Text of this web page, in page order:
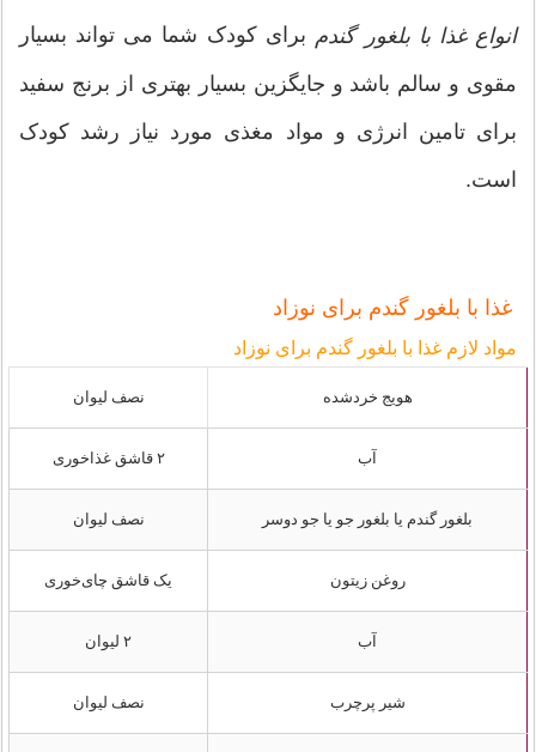
انواع غذا با بلغور گندم برای کودک شما می تواند بسیار
مقوی و سالم باشد و جایگزین بسیار بهتری از برنج سفید
برای تامین انرژی و مواد مغذی مورد نیاز رشد کودک
است.
غذا با بلغور گندم برای نوزاد
مواد لازم غذا با بلغور گندم برای نوزاد
هویج خردشده نصف لیوان
آب ۲ قاشق غذاخوری
بلغور گندم یا بلغور جو یا جو دوسر نصف لیوان
روغن زیتون یک قاشق چای‌خوری
آب ۲ لیوان
شیر پرچرب نصف لیوان